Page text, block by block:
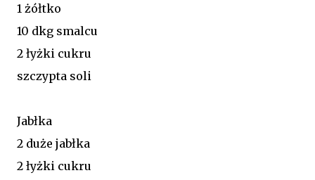
1 żółtko
10 dkg smalcu
2 łyżki cukru
szczypta soli
Jabłka
2 duże jabłka
2 łyżki cukru